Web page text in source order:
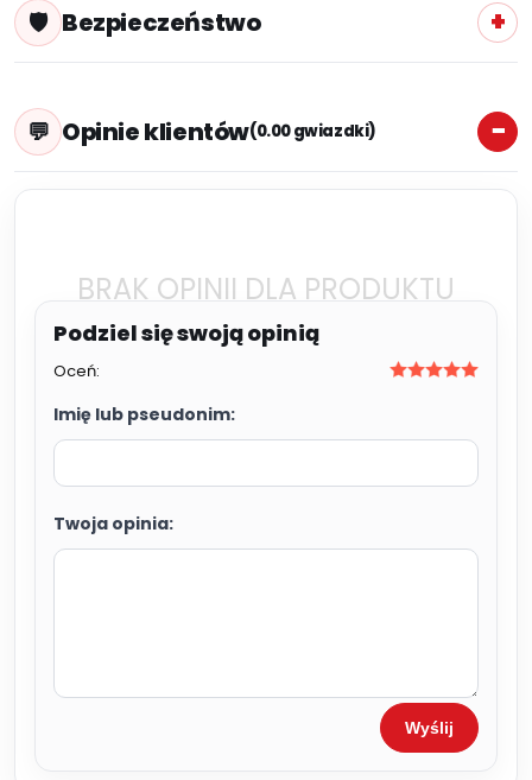
Bezpieczeństwo
Opinie klientów(0.00 gwiazdki)
BRAK OPINII DLA PRODUKTU
Oceń:
Imię lub pseudonim:
Twoja opinia:
Wyślij